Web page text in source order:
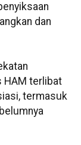
dan
HAM terlibat
termasuk